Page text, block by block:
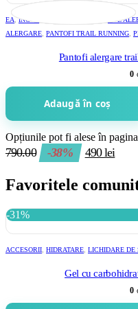
EA INCALTAMINTE INCALTAMINTE
ALERGARE PANTOFI TRAIL RUNNING
Pantofi alergare
0
Adaugă în coș
Opțiunile pot fi alese în
790.00 -38% 490lei
Favoritele
-31%
ACCESORII HIDRATARE LICHIDARE DE
Gel cu
0